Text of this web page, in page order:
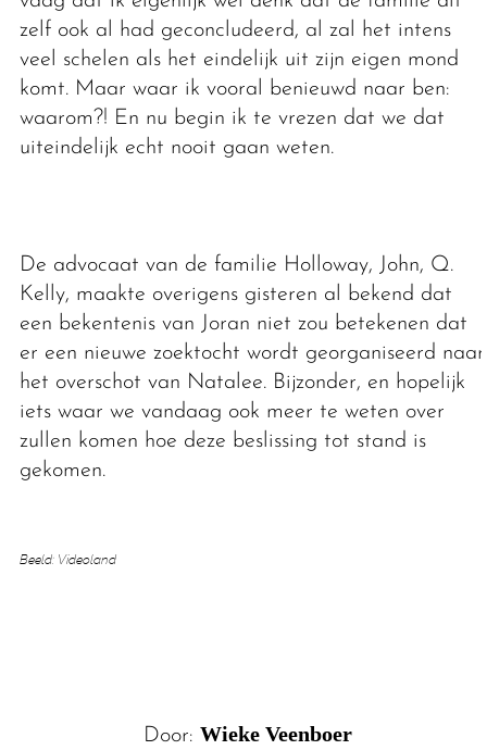
zelf ook al had geconcludeerd, al zal het intens
veel schelen als het eindelijk uit zijn eigen mond
komt. Maar waar ik vooral benieuwd naar ben:
waarom?! En nu begin ik te vrezen dat we dat
uiteindelijk echt nooit gaan weten.
De advocaat van de familie Holloway, John, Q.
Kelly, maakte overigens gisteren al bekend dat
een bekentenis van Joran niet zou betekenen dat
er een nieuwe zoektocht wordt georganiseerd naar
het overschot van Natalee. Bijzonder, en hopelijk
iets waar we vandaag ook meer te weten over
zullen komen hoe deze beslissing tot stand is
gekomen.
Beeld: Videoland
Door:Wieke Veenboer